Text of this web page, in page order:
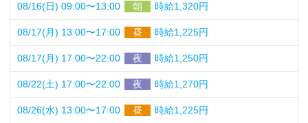
08/16(日) 09:00〜13:00 朝 時給1,320円
08/17(月) 13:00〜17:00 昼 時給1,225円
08/17(月) 17:00〜22:00 夜 時給1,250円
08/22(土) 17:00〜22:00 夜 時給1,270円
08/26(水) 13:00〜17:00 昼 時給1,225円